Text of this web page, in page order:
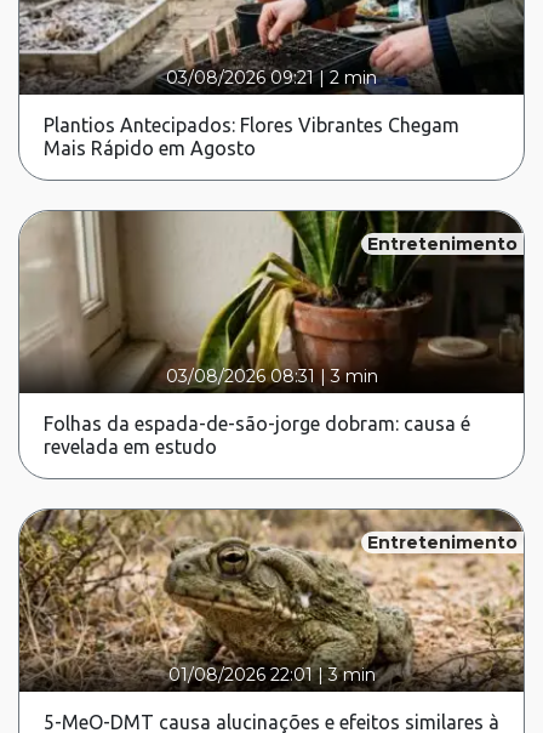
03/08/2026 09:21|2 min
Plantios Antecipados: Flores Vibrantes Chegam
Mais Rápido em Agosto
Entretenimento
03/08/2026 08:31 |3 min
Folhas da espada-de-são-jorge dobram: causa é
revelada em estudo
Entretenimento
01/08/2026 22:01|3 min
5-MeO-DMT causa alucinações e efeitos similares à